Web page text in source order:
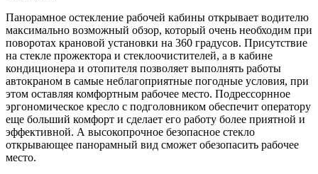
Панорамное остекление рабочей кабины открывает водителю
максимально возможный обзор, который очень необходим при
поворотах крановой установки на 360 градусов. Присутствие
на стекле прожектора и стеклоочистителей, а в кабине
кондиционера и отопителя позволяет выполнять работы
автокраном в самые неблагоприятные погодные условия, при
этом оставляя комфортным рабочее место. Подрессорнное
эргономическое кресло с подголовником обеспечит оператору
еще больший комфорт и сделает его работу более приятной и
эффективной. А высокопрочное безопасное стекло
открывающее панорамный вид сможет обезопасить рабочее
место.